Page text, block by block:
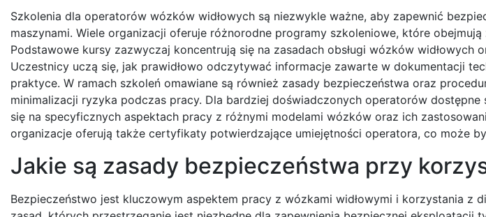
Szkolenia dla operatorów wózków widłowych są niezwykle ważne, aby zapewnić
maszynami. Wiele organizacji oferuje różnorodne programy szkoleniowe, które
Podstawowe kursy zazwyczaj koncentrują się na zasadach obsługi wózków widłowych
Uczestnicy uczą się, jak prawidłowo odczytywać informacje zawarte w dokumentacji
praktyce. W ramach szkoleń omawiane są również zasady bezpieczeństwa oraz
minimalizacji ryzyka podczas pracy. Dla bardziej doświadczonych operatorów dostępne
się na specyficznych aspektach pracy z różnymi modelami wózków oraz ich
organizacje oferują także certyfikaty potwierdzające umiejętności operatora, co może
Jakie są zasady bezpieczeństwa przy
Bezpieczeństwo jest kluczowym aspektem pracy z wózkami widłowymi i korzystania z